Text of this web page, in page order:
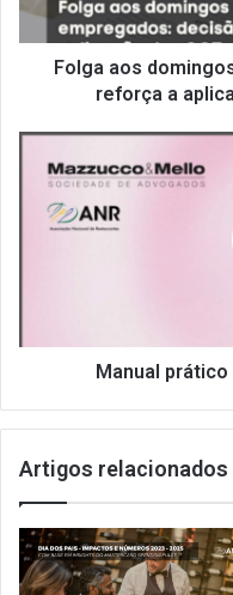
a
aplicação
setor
Folga aos
reforça a
Manual
prático
para
adequação
Manual prático
Artigos relacionados